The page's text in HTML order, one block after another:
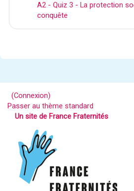
A2 - Quiz 3 - La protection
conquête
(Connexion)
Passer au thème standard
Un site de France Fraternités